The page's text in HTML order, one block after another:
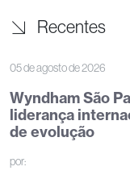
Recentes
05 de agosto de 2026
Wyndham São
liderança
de evolução
por: